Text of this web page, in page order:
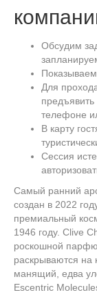
Обсудим
Для
телефоне
В карту
Cессия
Самый ранний
создан в 2022
премиальный
1946 году. Clive
роскошной
раскрываются на
манящий, едва
Escentric